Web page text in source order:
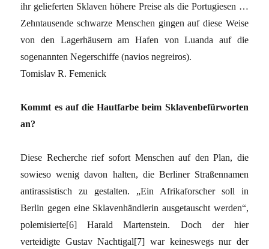
ihr gelieferten Sklaven höhere Preise als die Portugiesen …
Zehntausende schwarze Menschen gingen auf diese Weise
von den Lagerhäusern am Hafen von Luanda auf die
sogenannten Negerschiffe (navios negreiros).
Tomislav R. Femenick
Kommt es auf die Hautfarbe beim Sklavenbefürworten
an?
Diese Recherche rief sofort Menschen auf den Plan, die
sowieso wenig davon halten, die Berliner Straßennamen
antirassistisch zu gestalten. „Ein Afrikaforscher soll in
Berlin gegen eine Sklavenhändlerin ausgetauscht werden“,
polemisierte[6] Harald Martenstein. Doch der hier
verteidigte Gustav Nachtigal[7] war keineswegs nur der